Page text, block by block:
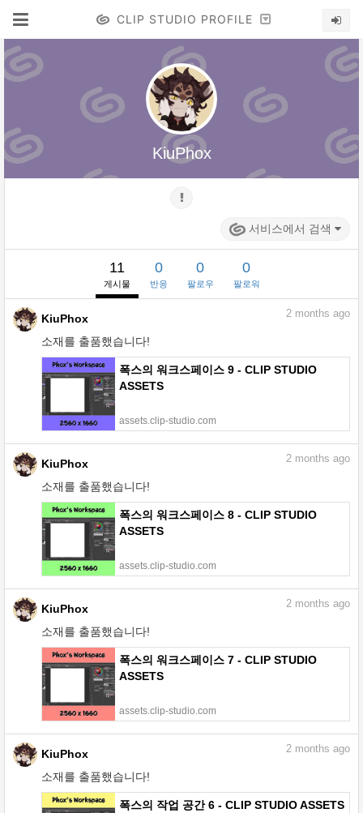
CLIP STUDIO PROFILE
KiuPhox
서비스에서 검색
11
게시물
0
반응
0
팔로우
0
팔로워
KiuPhox
소재를 출품했습니다!
2 months ago
폭스의 워크스페이스 9 - CLIP STUDIO
ASSETS
assets.clip-studio.com
KiuPhox
소재를 출품했습니다!
2 months ago
폭스의 워크스페이스 8 - CLIP STUDIO
ASSETS
assets.clip-studio.com
KiuPhox
소재를 출품했습니다!
2 months ago
폭스의 워크스페이스 7 - CLIP STUDIO
ASSETS
assets.clip-studio.com
KiuPhox
소재를 출품했습니다!
2 months ago
폭스의 작업 공간 6 - CLIP STUDIO ASSETS